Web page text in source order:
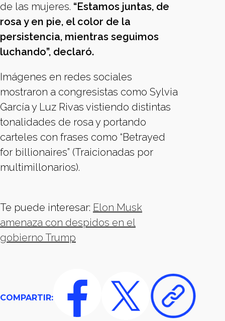
de las mujeres. “Estamos juntas, de
rosa y en pie, el color de la
persistencia, mientras seguimos
luchando”, declaró.
Imágenes en redes sociales
mostraron a congresistas como Sylvia
García y Luz Rivas vistiendo distintas
tonalidades de rosa y portando
carteles con frases como “Betrayed
for billionaires” (Traicionadas por
multimillonarios).
Te puede interesar: Elon Musk
amenaza con despidos en el
gobierno Trump
COMPARTIR: